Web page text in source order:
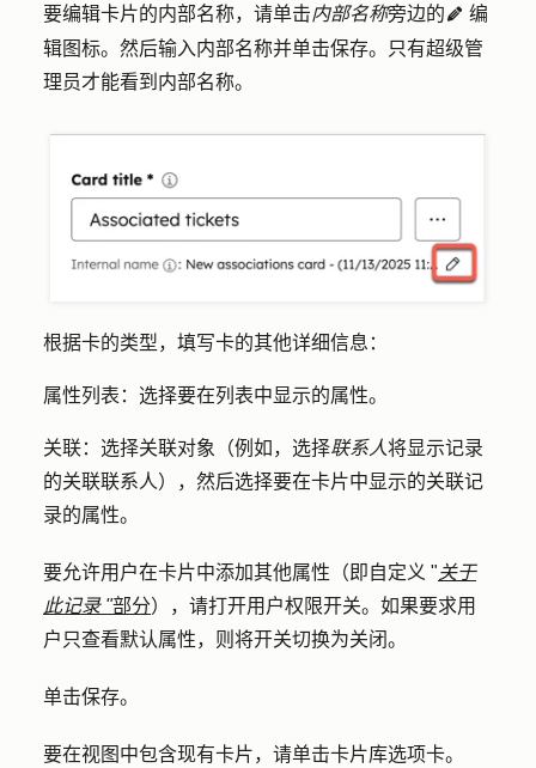
要编辑卡片的内部名称，请单击内部名称旁边的edit 编
辑图标。然后输入内部名称并单击保存。只有超级管
理员才能看到内部名称。
根据卡的类型，填写卡的其他详细信息：
属性列表 ：选择要在列表中显示的属性。
关联：选择关联对象 （例如，选择联系人将显示记录
的关联联系人），然后选择要在卡片中显示的关联记
录的属性。
要允许用户在卡片中添加其他属性（即自定义 "关于
此记录 "部分），请打开用户权限开关。如果要求用
户只查看默认属性，则将开关切换为关闭。
单击保存。
要在视图中包含现有卡片，请单击卡片库选项卡。